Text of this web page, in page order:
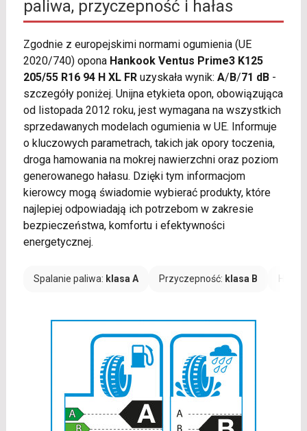
paliwa, przyczepność i hałas
Zgodnie z europejskimi normami ogumienia (UE
2020/740) opona Hankook Ventus Prime3 K125
205/55 R16 94 H XL FRuzyskała wynik: A/B/71 dB-
szczegóły poniżej. Unijna etykieta opon, obowiązująca
od listopada 2012 roku, jest wymagana na wszystkich
sprzedawanych modelach ogumienia w UE. Informuje
o kluczowych parametrach, takich jak opory toczenia,
droga hamowania na mokrej nawierzchni oraz poziom
generowanego hałasu. Dzięki tym informacjom
kierowcy mogą świadomie wybierać produkty, które
najlepiej odpowiadają ich potrzebom w zakresie
bezpieczeństwa, komfortu i efektywności
energetycznej.
Spalanie paliwa: klasa A Przyczepność: klasa B Hałas: